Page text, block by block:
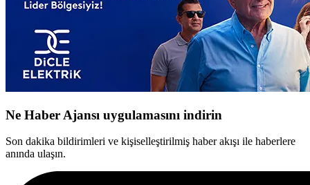
Ne Haber Ajansı uygulamasını indirin
Son dakika bildirimleri ve kişiselleştirilmiş haber akışı ile haberlere
anında ulaşın.